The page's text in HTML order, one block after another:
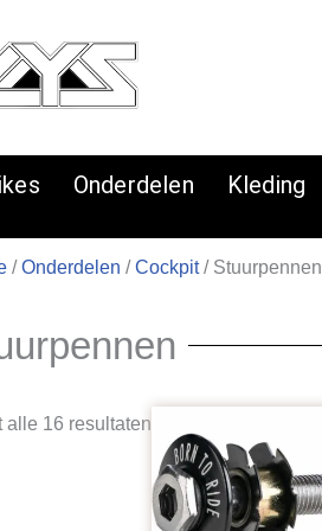
Onderdelen Kleding
/Onderdelen /Cockpit/ Stuurpennen
alle 16 resultaten
op
populariteit